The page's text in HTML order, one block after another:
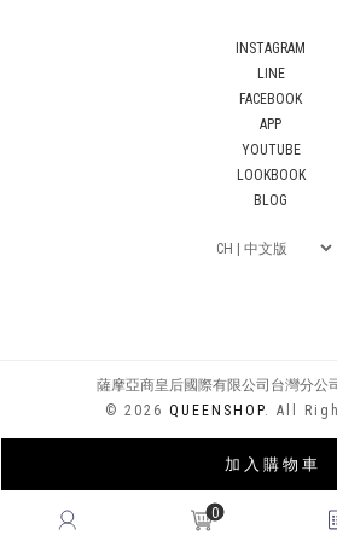
0
加 入 購 物 車
INSTAGRAM
LINE
FACEBOOK
APP
YOUTUBE
LOOKBOOK
BLOG
薩摩亞商皇后國際有限公司台灣分公
© 2026 QUEENSHOP. All